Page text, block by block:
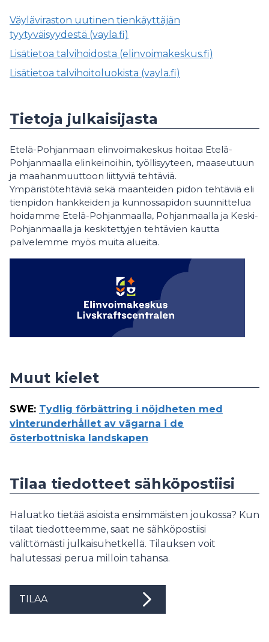
Väyläviraston uutinen tienkäyttäjän
tyytyväisyydestä (vayla.fi)
Lisätietoa talvihoidosta (elinvoimakeskus.fi)
Lisätietoa talvihoitoluokista (vayla.fi)
Tietoja julkaisijasta
Etelä-Pohjanmaan elinvoimakeskus hoitaa Etelä-
Pohjanmaalla elinkeinoihin, työllisyyteen, maaseutuun
ja maahanmuuttoon liittyviä tehtäviä.
Ympäristötehtäviä sekä maanteiden pidon tehtäviä eli
tienpidon hankkeiden ja kunnossapidon suunnittelua
hoidamme Etelä-Pohjanmaalla, Pohjanmaalla ja Keski-
Pohjanmaalla ja keskitettyjen tehtävien kautta
palvelemme myös muita alueita.
Muut kielet
SWE: Tydlig förbättring i nöjdheten med
vinterunderhållet av vägarna i de
österbottniska landskapen
Tilaa tiedotteet sähköpostiisi
Haluatko tietää asioista ensimmäisten joukossa? Kun
tilaat tiedotteemme, saat ne sähköpostiisi
välittömästi julkaisuhetkellä. Tilauksen voit
halutessasi perua milloin tahansa.
TILAA